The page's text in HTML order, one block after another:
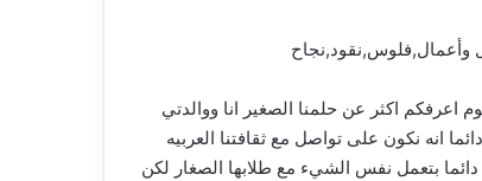
وأعمال,فلوس,نقود,نجاح
اعرفكم اكثر عن حلمنا الصغير انا ووالدتي
اهلي كثير مهتمين دائما انه نكون على تواصل مع ثقافتنا العربيه
من 25 سنه متخصصه مونتسوري كانت هي كمان دائما بتعمل نفس الشيء مع طلابها الصغار لكن